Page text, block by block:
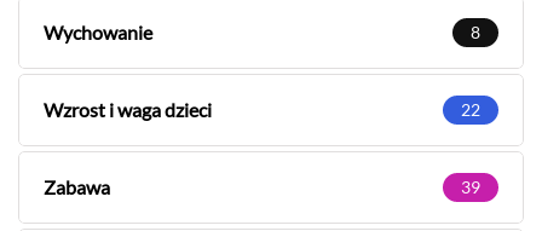
Wychowanie 8
Wzrost i waga dzieci 22
Zabawa 39